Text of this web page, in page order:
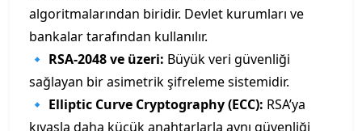
algoritmalarından biridir. Devlet kurumları ve
bankalar tarafından kullanılır.
🔹 RSA-2048 ve üzeri: Büyük veri güvenliği
sağlayan bir asimetrik şifreleme sistemidir.
🔹 Elliptic Curve Cryptography (ECC): RSA’ya
kıyasla daha küçük anahtarlarla aynı güvenliği